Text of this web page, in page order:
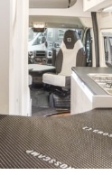
i quali
ha fornito loro
dei loro servizi.